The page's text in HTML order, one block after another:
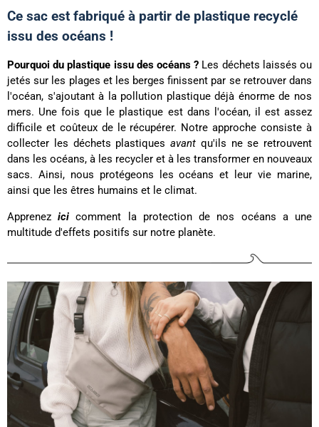
Ce sac est fabriqué à partir de plastique recyclé
issu des océans !
Pourquoi du plastique issu des océans ? Les déchets laissés ou
jetés sur les plages et les berges finissent par se retrouver dans
l'océan, s'ajoutant à la pollution plastique déjà énorme de nos
mers. Une fois que le plastique est dans l'océan, il est assez
difficile et coûteux de le récupérer. Notre approche consiste à
collecter les déchets plastiques avant qu'ils ne se retrouvent
dans les océans, à les recycler et à les transformer en nouveaux
sacs. Ainsi, nous protégeons les océans et leur vie marine,
ainsi que les êtres humains et le climat.
Apprenezici comment la protection de nos océans a une
multitude d'effets positifs sur notre planète.